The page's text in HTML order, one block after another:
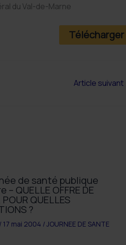
du Val-de-Marne
Télécharger
Article suivant
de santé publique
– QUELLE OFFRE DE
QUELLES
?
/ 17 mai 2004 /JOURNEE DE SANTE